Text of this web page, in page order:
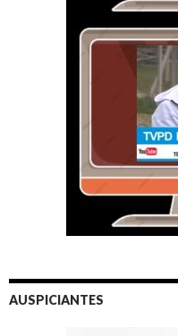
AUSPICIANTES